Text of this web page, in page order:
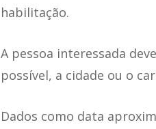
habilitação.
A pessoa interessada
possível, a cidade ou o
Dados como data